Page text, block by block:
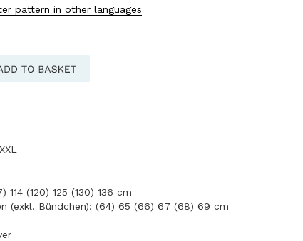
pattern in other languages
114 (120) 125 (130) 136 cm
(exkl. Bündchen): (64) 65 (66) 67 (68) 69 cm